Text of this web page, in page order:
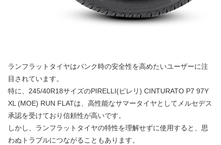
ランフラットタイヤはパンク時の安全性を高めたいユーザーに注
目されています。
特に、245/40R18サイズのPIRELLI(ピレリ) CINTURATO P7 97Y
XL (MOE) RUN FLATは、高性能なサマータイヤとしてメルセデス
承認を受けており信頼性が高いです。
しかし、ランフラットタイヤの特性を理解せずに使用すると、思
わぬトラブルにつながることもあります。